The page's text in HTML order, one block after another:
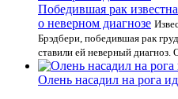
Победившая рак
о неверном диагнозе
Брэдбери, победившая рак
ставили ей неверный
Олень насадил на рога